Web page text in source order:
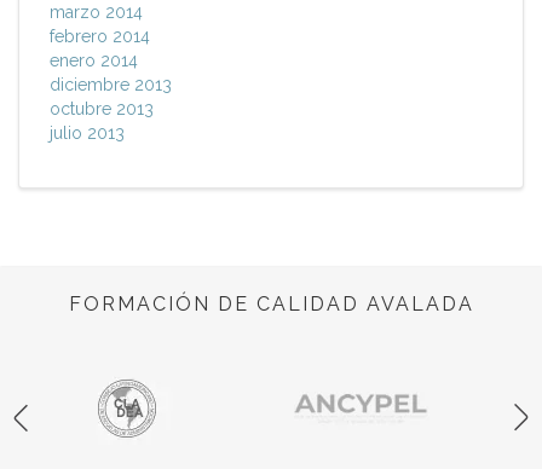
marzo 2014
febrero 2014
enero 2014
diciembre 2013
octubre 2013
julio 2013
FORMACIÓN DE CALIDAD AVALADA